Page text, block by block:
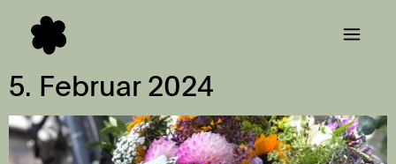
5. Februar 2024